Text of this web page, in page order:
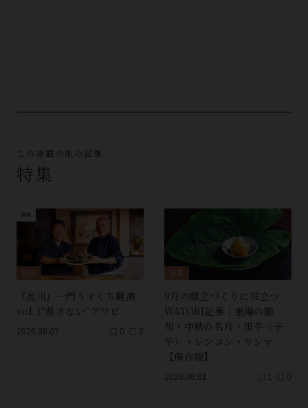
この連載の他の記事
特集
『㐂川』一門うすくち競演
vol.1“蒸さない”アワビ
2026.08.07 0 0
9月の献立づくりに役立つ
WATOBI記事｜重陽の節
句・中秋の名月・里芋（子
芋）・レンコン・サンマ
【保存版】
2026.08.01 1 0